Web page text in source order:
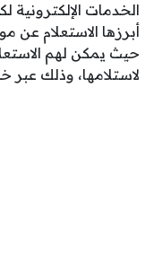
الخدمات الإلكترونية
أبرزها الاستعلام عن
حيث يمكن لهم
لاستلامها، وذلك